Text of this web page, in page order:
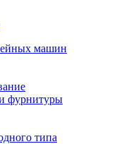
машин
фурнитуры
типа